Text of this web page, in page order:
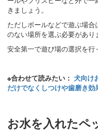
きましょう。
ただしボールなどで遊ぶ場
のない場所を選ぶ必要があり
安全第一で遊び場の選択を行
※合わせて読みたい： 犬向け
だけでなくしつけや歯磨き効
お水を入れたペ